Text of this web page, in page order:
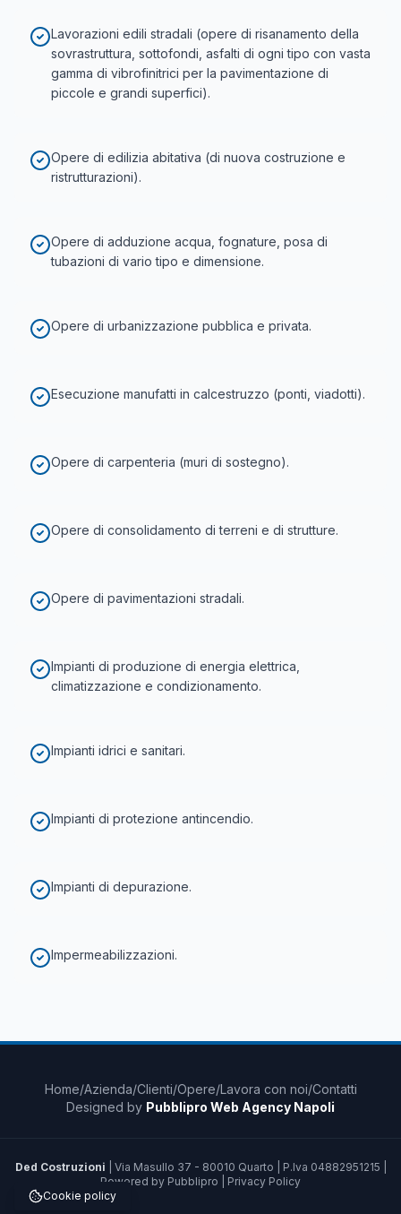
Lavorazioni edili stradali (opere di risanamento della
sovrastruttura, sottofondi, asfalti di ogni tipo con vasta
gamma di vibrofinitrici per la pavimentazione di
piccole e grandi superfici).
Opere di edilizia abitativa (di nuova costruzione e
ristrutturazioni).
Opere di adduzione acqua, fognature, posa di
tubazioni di vario tipo e dimensione.
Opere di urbanizzazione pubblica e privata.
Esecuzione manufatti in calcestruzzo (ponti, viadotti).
Opere di carpenteria (muri di sostegno).
Opere di consolidamento di terreni e di strutture.
Opere di pavimentazioni stradali.
Impianti di produzione di energia elettrica,
climatizzazione e condizionamento.
Impianti idrici e sanitari.
Impianti di protezione antincendio.
Impianti di depurazione.
Impermeabilizzazioni.
Home/Azienda/Clienti/Opere/Lavora con noi/Contatti
Designed by Pubblipro Web Agency Napoli
Ded Costruzioni | Via Masullo 37 - 80010 Quarto | P.Iva 04882951215 |
Powered by Pubblipro | Privacy Policy
Cookie policy